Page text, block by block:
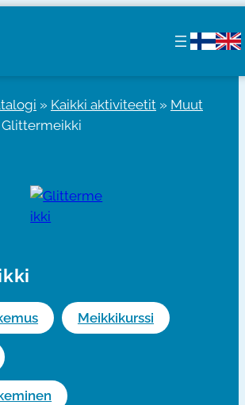
» Kaikki aktiviteetit » Muut
Glittermeikki
Meikkikurssi